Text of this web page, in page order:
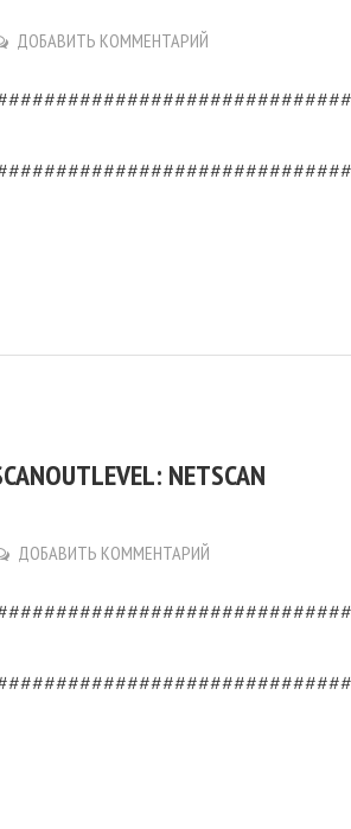
ДОБАВИТЬ КОММЕНТАРИЙ
NETSCAN
ДОБАВИТЬ КОММЕНТАРИЙ